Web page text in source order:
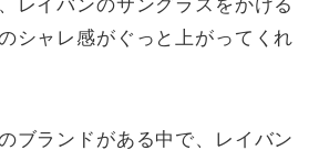
レイバンのサングラスをかける
シャレ感がぐっと上がってくれ
ブランドがある中で、レイバン